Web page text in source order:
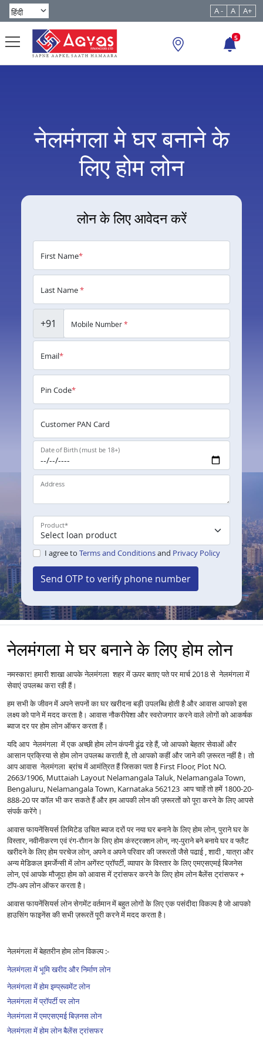
A - A A+
5
नेलमंगला मे घर बनाने के
लिए होम लोन
लोन के लिए आवेदन करें
First Name*
Last Name*
+91 Mobile Number*
Email*
Pin Code*
Customer PAN Card
Date of Birth (must be 18+)
Address
Product*
I agree to Terms and Conditionsand Privacy Policy
Send OTP to verify phone number
नेलमंगला मे घर बनाने के लिए होम लोन
नमस्कार! हमारी शाखा आपके नेलमंगला शहर में ऊपर बताए पते पर मार्च 2018 से नेलमंगला में
सेवाएं उपलब्ध करा रही हैं।
हम सभी के जीवन में अपने सपनों का घर खरीदना बड़ी उपलब्धि होती है और आवास आपको इस
लक्ष्य को पाने में मदद करता है। आवास नौकरीपेशा और स्वरोजगार करने वाले लोगों को आकर्षक
ब्याज दर पर होम लोन ऑफर करता हैं।
यदि आप नेलमंगला में एक अच्छी होम लोन कंपनी ढूंढ रहे हैं, जो आपको बेहतर सेवाओं और
आसान प्रक्रिया से होम लोन उपलब्ध कराती है, तो आपको कहीं और जाने की ज़रूरत नहीं है। तो
आप आवास नेलमंगला ब्रांच में आमंत्रित हैं जिसका पता है First Floor, Plot NO.
2663/1906, Muttaiah Layout Nelamangala Taluk, Nelamangala Town,
Bengaluru, Nelamangala Town, Karnataka 562123 आप चाहें तो हमें 1800-20-
888-20 पर कॉल भी कर सकते हैं और हम आपकी लोन की ज़रूरतों को पूरा करने के लिए आपसे
संपर्क करेंगे।
आवास फायनेंसियर्स लिमिटेड उचित ब्याज दरों पर नया घर बनाने के लिए होम लोन, पुराने घर के
विस्तार, नवीनीकरण एवं रंग-रौग़न के लिए होम कंस्ट्रक्शन लोन, नए-पुराने बने बनाये घर व फ्लैट
खरीदने के लिए होम परचेज लोन, अपने व अपने परिवार की जरूरतों जैसे पढाई , शादी , यात्रा और
अन्य मेडिकल इमर्जेन्सी में लोन अगेंस्ट प्रॉपर्टी, व्यापार के विस्तार के लिए एमएसएमई बिजनेस
लोन, एवं आपके मौजूदा होम को आवास में ट्रांसफर करने के लिए होम लोन बैलेंस ट्रांसफर +
टॉप-अप लोन ऑफर करता है।
आवास फायनेंसियर्स लोन सेगमेंट वर्तमान में बहुत लोगों के लिए एक पसंदीदा विकल्प है जो आपको
हाउसिंग फाइनेंस की सभी ज़रूरतें पूरी करने में मदद करता है।
नेलमंगला में बेहतरीन होम लोन विकल्प :-
नेलमंगला में भूमि खरीद और निर्माण लोन
नेलमंगला में होम इम्प्रूवमेंट लोन
नेलमंगला में प्रॉपर्टी पर लोन
नेलमंगला में एमएसएमई बिज़नस लोन
नेलमंगला में होम लोन बैलेंस ट्रांसफर